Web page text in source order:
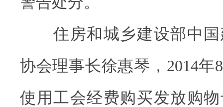
住房和城乡建设部中国
协会理事长徐惠琴，2014年
使用工会经费购买发放购